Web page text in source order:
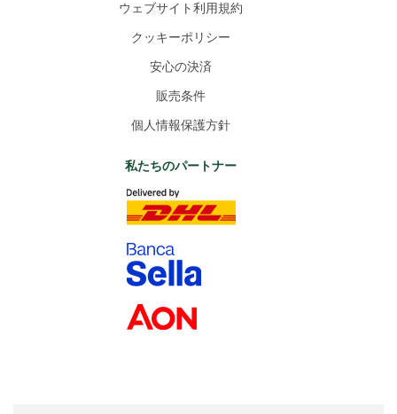
ウェブサイト利用規約
クッキーポリシー
安心の決済
販売条件
個人情報保護方針
私たちのパートナー